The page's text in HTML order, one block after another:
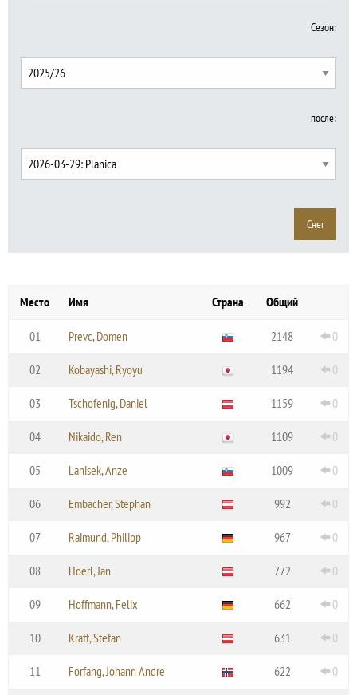
Сезон:
после:
Место Имя Страна Общий
01 Prevc, Domen 2148 0
02 Kobayashi, Ryoyu 1194 0
03 Tschofenig, Daniel 1159 0
04 Nikaido, Ren 1109 0
05 Lanisek, Anze 1009 0
06 Embacher, Stephan 992 0
07 Raimund, Philipp 967 0
08 Hoerl, Jan 772 0
09 Hoffmann, Felix 662 0
10 Kraft, Stefan 631 0
11 Forfang, Johann Andre 622 0